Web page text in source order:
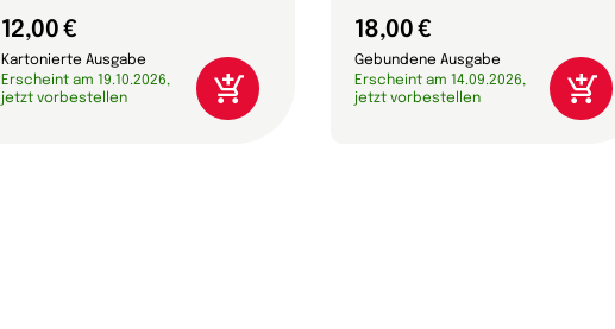
12,00 €
Kartonierte Ausgabe
Erscheint am 19.10.2026,
jetzt vorbestellen
18,00 €
Gebundene Ausgabe
Erscheint am 14.09.2026,
jetzt vorbestellen